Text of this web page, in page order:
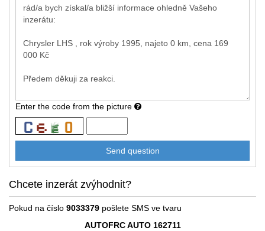
Enter the code from the picture
Chcete inzerát zvýhodnit?
Pokud na číslo 9033379 pošlete SMS ve tvaru
AUTOFRC AUTO 162711